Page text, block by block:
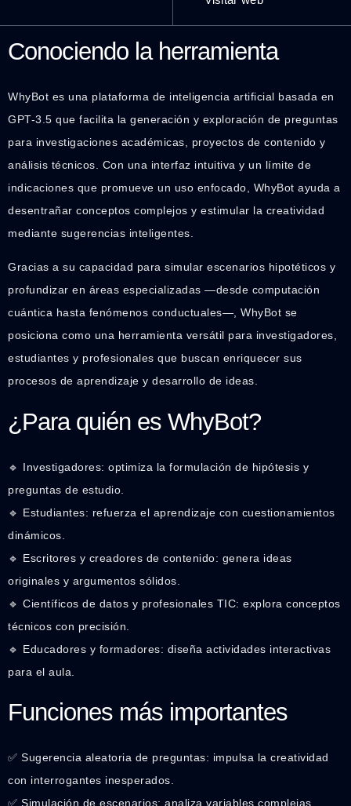
Conociendo la herramienta
WhyBot es una plataforma de inteligencia artificial basada en
GPT-3.5 que facilita la generación y exploración de preguntas
para investigaciones académicas, proyectos de contenido y
análisis técnicos. Con una interfaz intuitiva y un límite de
indicaciones que promueve un uso enfocado, WhyBot ayuda a
desentrañar conceptos complejos y estimular la creatividad
mediante sugerencias inteligentes.
Gracias a su capacidad para simular escenarios hipotéticos y
profundizar en áreas especializadas —desde computación
cuántica hasta fenómenos conductuales—, WhyBot se
posiciona como una herramienta versátil para investigadores,
estudiantes y profesionales que buscan enriquecer sus
procesos de aprendizaje y desarrollo de ideas.
¿Para quién es WhyBot?
🔹 Investigadores: optimiza la formulación de hipótesis y
preguntas de estudio.
🔹 Estudiantes: refuerza el aprendizaje con cuestionamientos
dinámicos.
🔹 Escritores y creadores de contenido: genera ideas
originales y argumentos sólidos.
🔹 Científicos de datos y profesionales TIC: explora conceptos
técnicos con precisión.
🔹 Educadores y formadores: diseña actividades interactivas
para el aula.
Funciones más importantes
✅ Sugerencia aleatoria de preguntas: impulsa la creatividad
con interrogantes inesperados.
✅ Simulación de escenarios: analiza variables complejas